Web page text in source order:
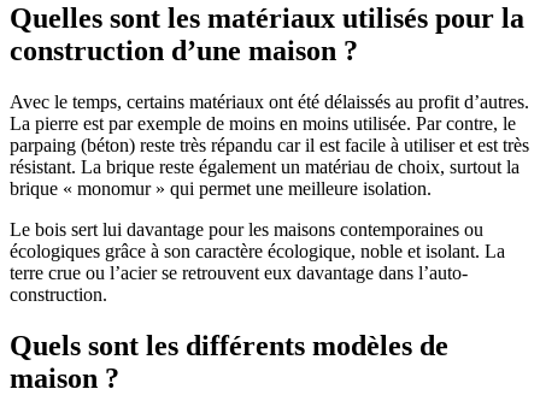
Quelles sont les matériaux utilisés pour la
construction d’une maison ?
Avec le temps, certains matériaux ont été délaissés au profit d’autres.
La pierre est par exemple de moins en moins utilisée. Par contre, le
parpaing (béton) reste très répandu car il est facile à utiliser et est très
résistant. La brique reste également un matériau de choix, surtout la
brique « monomur » qui permet une meilleure isolation.
Le bois sert lui davantage pour les maisons contemporaines ou
écologiques grâce à son caractère écologique, noble et isolant. La
terre crue ou l’acier se retrouvent eux davantage dans l’auto-
construction.
Quels sont les différents modèles de
maison ?